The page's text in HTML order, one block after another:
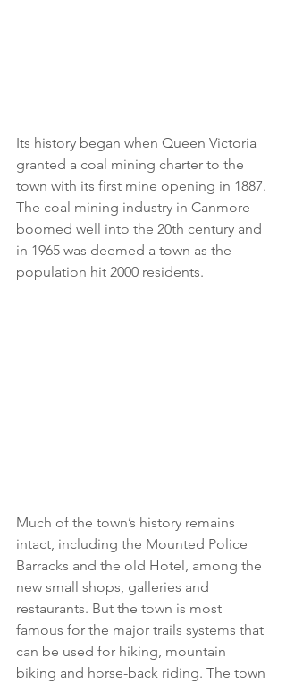
Its history began when Queen Victoria
granted a coal mining charter to the
town with its first mine opening in 1887.
The coal mining industry in Canmore
boomed well into the 20th century and
in 1965 was deemed a town as the
population hit 2000 residents.
Much of the town’s history remains
intact, including the Mounted Police
Barracks and the old Hotel, among the
new small shops, galleries and
restaurants. But the town is most
famous for the major trails systems that
can be used for hiking, mountain
biking and horse-back riding. The town